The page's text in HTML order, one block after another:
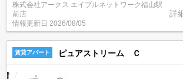
株式会社アークス エイブルネットワーク福山駅
前店
情報更新日 2026/08/05
詳
賃貸アパート ピュアストリーム Ｃ